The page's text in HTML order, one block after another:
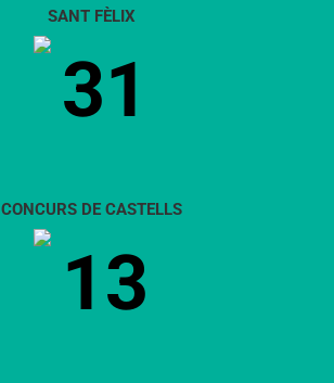
SANT FÈLIX
31
CONCURS DE CASTELLS
13